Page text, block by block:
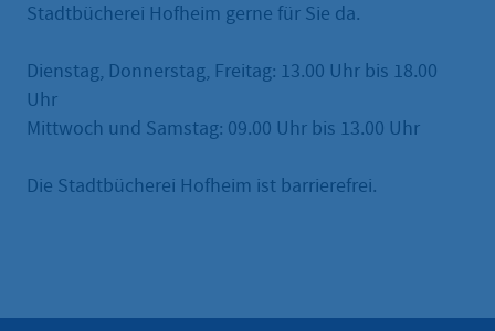
Stadtbücherei Hofheim gerne für Sie da.
Dienstag, Donnerstag, Freitag: 13.00 Uhr bis 18.00
Uhr
Mittwoch und Samstag: 09.00 Uhr bis 13.00 Uhr
Die Stadtbücherei Hofheim ist barrierefrei.